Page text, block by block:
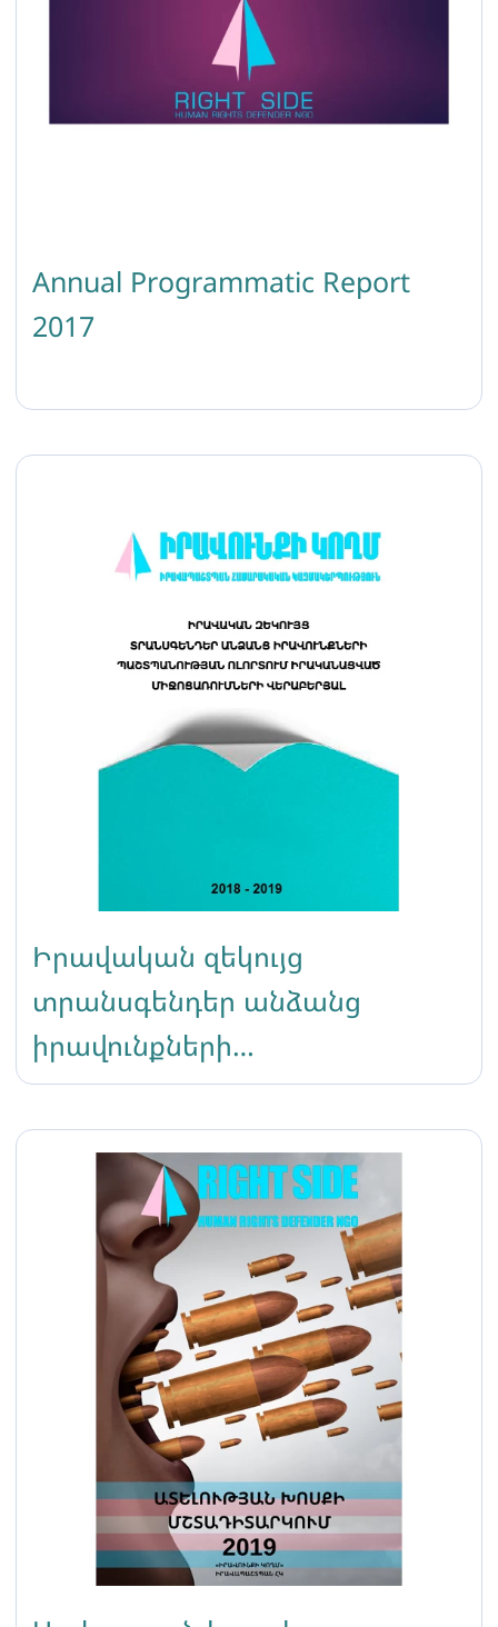
Annual Programmatic Report
2017
Իրավական զեկույց
տրանսգենդեր անձանց
իրավունքների
պաշտպանության ոլորտում
իրականացված
միջոցառումների վերաբերյալ